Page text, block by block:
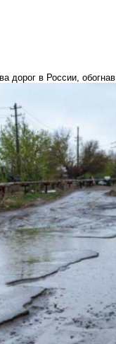
дорог в России,